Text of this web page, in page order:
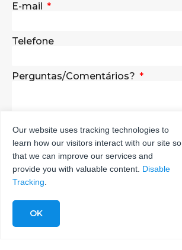
E-mail
Telefone
Perguntas/Comentários?
ENVIAR
Our website uses tracking technologies to
learn how our visitors interact with our site so
that we can improve our services and
provide you with valuable content. Disable
Tracking